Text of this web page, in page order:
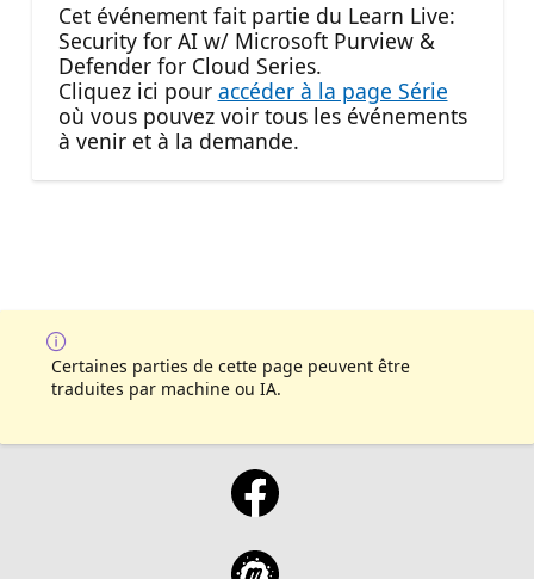
Cet événement fait partie du Learn Live:
Security for AI w/ Microsoft Purview &
Defender for Cloud Series.
Cliquez ici pour accéder à la page Série
où vous pouvez voir tous les événements
à venir et à la demande.
Certaines parties de cette page peuvent être
traduites par machine ou IA.